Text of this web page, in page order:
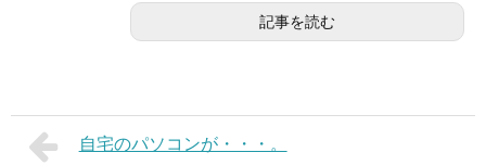
記事を読む
自宅のパソコンが・・・。